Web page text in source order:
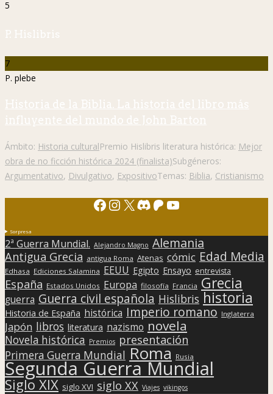
5
P. Hislibris
7
P. plebe
Historia de la Biblia. La historia del libro más
influyente del mundo de John Barton
Ámbito: Historia culturalPremio Hislibris literatura histórica: Mejor
obra de no ficción histórica 2024 (finalista)Subgéneros:
Argumentativo, Divulgativo, ExpositivoTemas: Biblia, Cristianismo
Facebook
Instagram
X Discord
Patreon
YouTube
Sorpresa
2ª Guerra Mundial. Alejandro Magno Alemania
Antigua Grecia antigua Roma Atenas cómic Edad Media
Edhasa Ediciones Salamina EEUU Egipto Ensayo entrevista
España Estados Unidos Europa filosofía Francia Grecia
guerra Guerra civil española Hislibris historia
Historia de España histórica Imperio romano Inglaterra
Japón libros literatura nazismo novela
Novela histórica Premios presentación
Primera Guerra Mundial Roma Rusia
Segunda Guerra Mundial
Siglo XIX siglo XVI siglo XX Viajes vikingos